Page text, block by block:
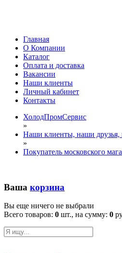
Главная
О Компании
Каталог
Оплата и доставка
Вакансии
Наши клиенты
Личный кабинет
Контакты
ХолодПромСервис
»
Наши клиенты, наши друзья,
»
Покупатель московского
Ваша корзина
Вы еще ничего не выбрали
Всего товаров: 0 шт., на сумму: 0